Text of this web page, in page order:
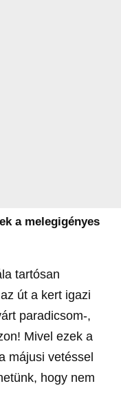
a melegigényes
tartósan
út a kert igazi
paradicsom-,
Mivel ezek a
májusi vetéssel
hogy nem